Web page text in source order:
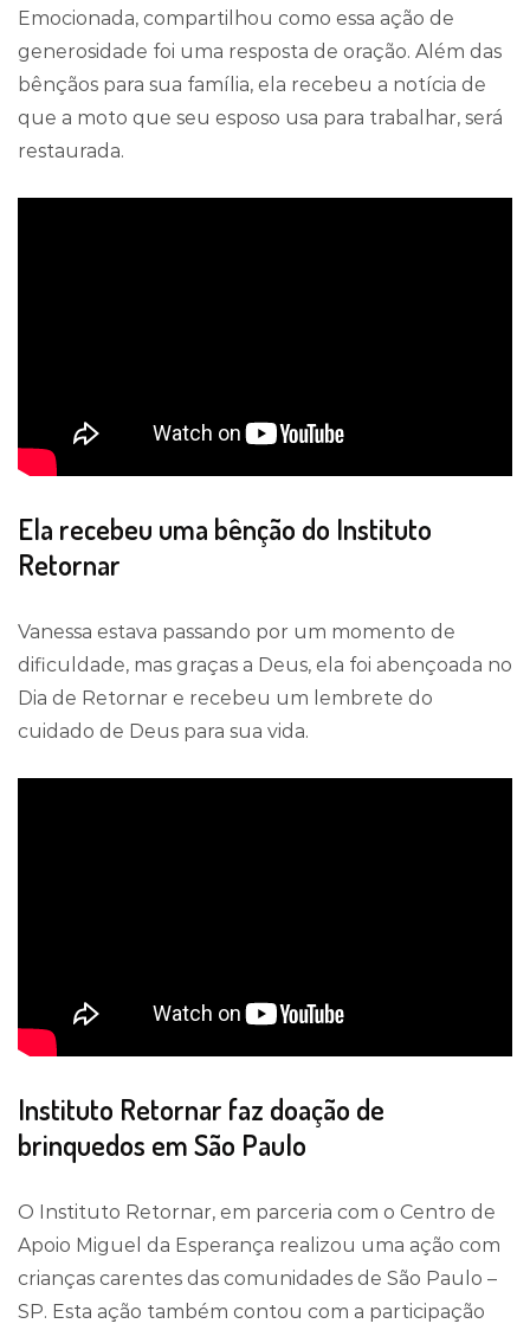
Emocionada, compartilhou como essa ação de
generosidade foi uma resposta de oração. Além das
bênçãos para sua família, ela recebeu a notícia de
que a moto que seu esposo usa para trabalhar, será
restaurada.
Ela recebeu uma bênção do Instituto
Retornar
Vanessa estava passando por um momento de
dificuldade, mas graças a Deus, ela foi abençoada no
Dia de Retornar e recebeu um lembrete do
cuidado de Deus para sua vida.
Instituto Retornar faz doação de
brinquedos em São Paulo
O Instituto Retornar, em parceria com o Centro de
Apoio Miguel da Esperança realizou uma ação com
crianças carentes das comunidades de São Paulo –
SP. Esta ação também contou com a participação